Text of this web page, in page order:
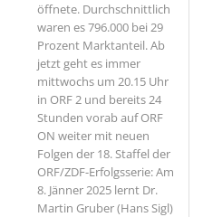
öffnete. Durchschnittlich
waren es 796.000 bei 29
Prozent Marktanteil. Ab
jetzt geht es immer
mittwochs um 20.15 Uhr
in ORF 2 und bereits 24
Stunden vorab auf ORF
ON weiter mit neuen
Folgen der 18. Staffel der
ORF/ZDF-Erfolgsserie: Am
8. Jänner 2025 lernt Dr.
Martin Gruber (Hans Sigl)